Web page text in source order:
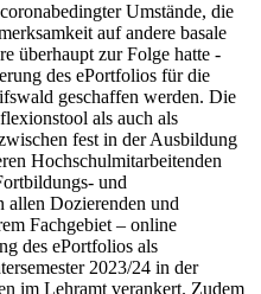
Umstände, die
auf andere basale
überhaupt zur Folge hatte -
des ePortfolios für die
geschaffen werden. Die
als auch als
fest in der Ausbildung
Hochschulmitarbeitenden
und
allen Dozierenden und
Fachgebiet – online
des ePortfolios als
2023/24 in der
im Lehramt verankert. Zudem